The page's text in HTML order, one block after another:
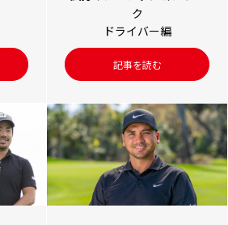
ク
ドライバー編
記事を読む